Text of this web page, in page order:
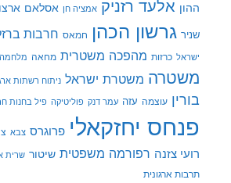
ההון אלעד רזניק אמציה חן אסלאם
שניר גרשון הכהן חמאס חרבות
ישראל כרזות מהפכה משטרית מחאה מלחמה
משטרה משטרת ישראל ניתוח רשתות
בורין עוצמה עזה עמר דנק פוליטיקה פיל בחנות
פנחס יחזקאלי פרוגרס צבא
רועי צזנה רפורמה משפטית שיטור שרית
תרבות ארגונית